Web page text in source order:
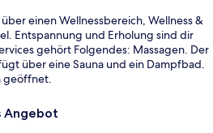
einen Wellnessbereich, Wellness &
Entspannung und Erholung sind dir
gehört Folgendes: Massagen. Der
über eine Sauna und ein Dampfbad.
geöffnet.
Angebot